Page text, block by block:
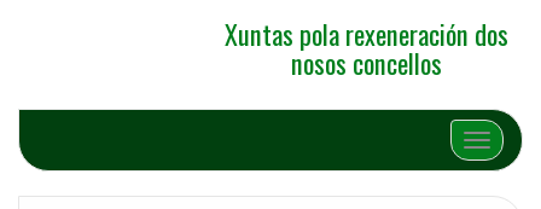
Xuntas pola rexeneración dos
nosos concellos
Alternar